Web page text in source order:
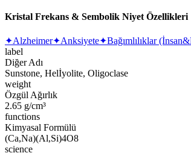
Kristal Frekans & Sembolik Niyet Özellikleri
✦Alzheimer✦Anksiyete✦Bağımlılıklar
label
Diğer Adı
Sunstone, Helİyolite, Oligoclase
weight
Özgül Ağırlık
2.65 g/cm³
functions
Kimyasal Formülü
(Ca,Na)(Al,Si)4O8
science